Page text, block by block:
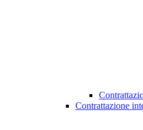
Contrattazione